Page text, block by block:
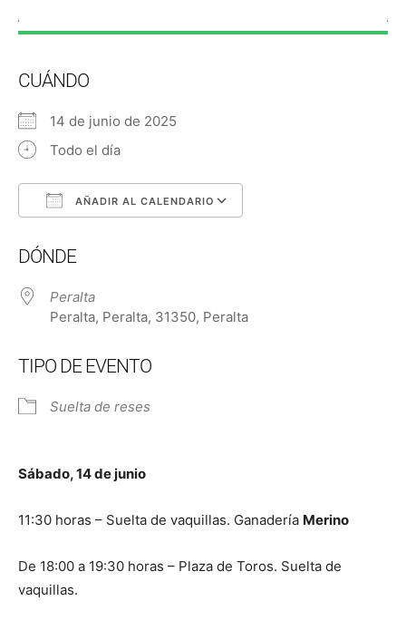
CUÁNDO
14 de junio de 2025
Todo el día
AÑADIR AL CALENDARIO
DÓNDE
Peralta
Peralta, Peralta, 31350, Peralta
TIPO DE EVENTO
Suelta de reses
Sábado, 14 de junio
11:30 horas – Suelta de vaquillas. Ganadería Merino
De 18:00 a 19:30 horas – Plaza de Toros. Suelta de
vaquillas.